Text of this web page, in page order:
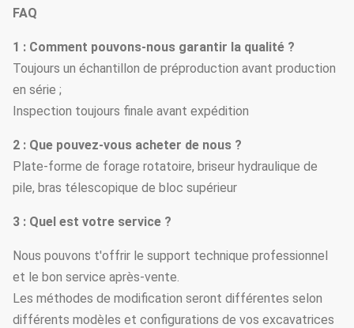
FAQ
1 : Comment pouvons-nous garantir la qualité ?
Toujours un échantillon de préproduction avant production
en série ;
Inspection toujours finale avant expédition
2 : Que pouvez-vous acheter de nous ?
Plate-forme de forage rotatoire, briseur hydraulique de
pile, bras télescopique de bloc supérieur
3 : Quel est votre service ?
Nous pouvons t'offrir le support technique professionnel
et le bon service après-vente.
Les méthodes de modification seront différentes selon
différents modèles et configurations de vos excavatrices